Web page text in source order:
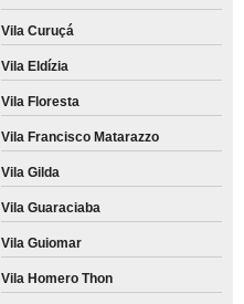
Vila Curuçá
Vila Eldízia
Vila Floresta
Vila Francisco Matarazzo
Vila Gilda
Vila Guaraciaba
Vila Guiomar
Vila Homero Thon